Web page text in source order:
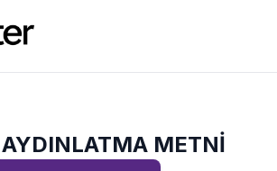
AYDINLATMA METNİ